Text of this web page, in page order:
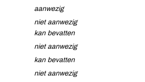
aanwezig
niet aanwezig
kan bevatten
niet aanwezig
kan bevatten
niet aanwezig